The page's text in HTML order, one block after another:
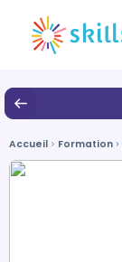
Accueil Formation